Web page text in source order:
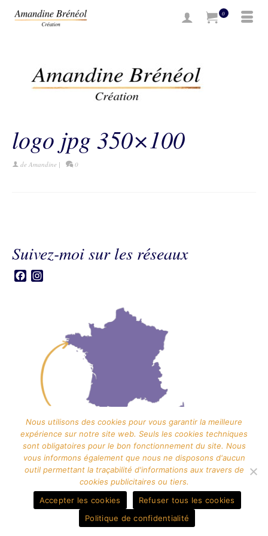
0
logo jpg 350×100
de Amandine | 0
Suivez-moi sur les réseaux
Facebook
Contact Mentions légales Politique de confidentialité CGV Plan du site
© 2026 Amandine Brénéol
Nous utilisons des cookies pour vous garantir la meilleure
expérience sur notre site web. Seuls les cookies techniques
sont obligatoires pour le bon fonctionnement du site. Nous
vous informons également que nous ne disposons d'aucun
outil permettant la traçabilité d'informations aux travers de
cookies publicitaires ou tiers.
Accepter les cookies
Refuser tous les cookies
Politique de confidentialité